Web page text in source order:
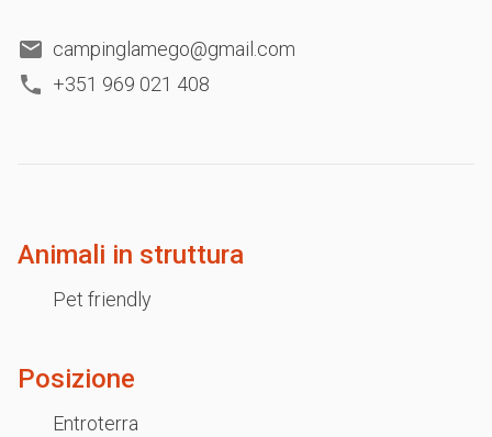
campinglamego@gmail.com
+351 969 021 408
Animali in struttura
Pet friendly
Posizione
Entroterra